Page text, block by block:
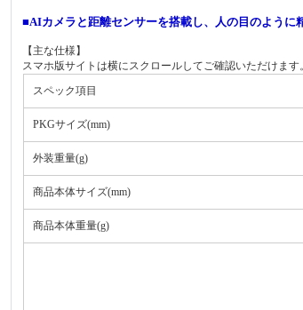
■AIカメラと距離センサーを搭載し、人の目のよう
【主な仕様】
スマホ版サイトは横にスクロールしてご確認いただけます
スペック項目
PKGサイズ(mm)
外装重量(g)
商品本体サイズ(mm)
商品本体重量(g)